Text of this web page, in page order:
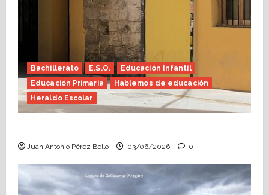
Bachillerato E.S.O.
Educación Infantil
Educación Primaria
Hablemos de educación
Heraldo Escolar
Juan Antonio Pérez Bello 03/06/2026 0